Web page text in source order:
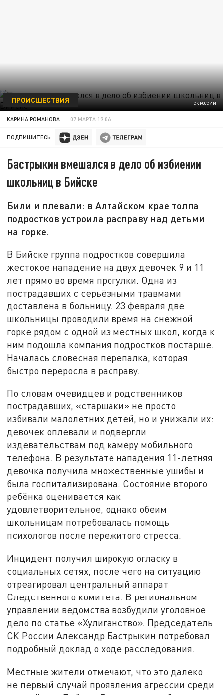
СК РОССИИ
ПРОИСШЕСТВИЯ
КАРИНА РОМАНОВА 07 МАРТА 19:06
ПОДПИШИТЕСЬ:
Бастрыкин вмешался в дело об избиении
школьниц в Бийске
Били и плевали: в Алтайском крае толпа
подростков устроила расправу над детьми
на горке.
В Бийске группа подростков совершила
жестокое нападение на двух девочек 9 и 11
лет прямо во время прогулки. Одна из
пострадавших с серьёзными травмами
доставлена в больницу. 23 февраля две
школьницы проводили время на снежной
горке рядом с одной из местных школ, когда к
ним подошла компания подростков постарше.
Началась словесная перепалка, которая
быстро переросла в расправу.
По словам очевидцев и родственников
пострадавших, «старшаки» не просто
избивали малолетних детей, но и унижали их:
девочек оплевали и подвергли
издевательствам под камеру мобильного
телефона. В результате нападения 11-летняя
девочка получила множественные ушибы и
была госпитализирована. Состояние второго
ребёнка оценивается как
удовлетворительное, однако обеим
школьницам потребовалась помощь
психологов после пережитого стресса.
Инцидент получил широкую огласку в
социальных сетях, после чего на ситуацию
отреагировал центральный аппарат
Следственного комитета. В региональном
управлении ведомства возбудили уголовное
дело по статье «Хулиганство». Председатель
СК России Александр Бастрыкин потребовал
подробный доклад о ходе расследования.
Местные жители отмечают, что это далеко
не первый случай проявления агрессии среди